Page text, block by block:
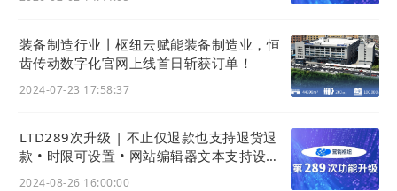
操作流程
登录官微中心，依次点击「内容」-「文章」-「设
置」，进入文章全局设置页面。
2
装备制造行业丨枢纽云赋能装备制造业，恒
齿传动数字化官网上线首日斩获订单！
2024-07-23 17:58:37
LTD289次升级 | 不止仅退款也支持退货退
款 • 时限可设置 • 网站编辑器文本支持设置
2024-08-26 16:00:00